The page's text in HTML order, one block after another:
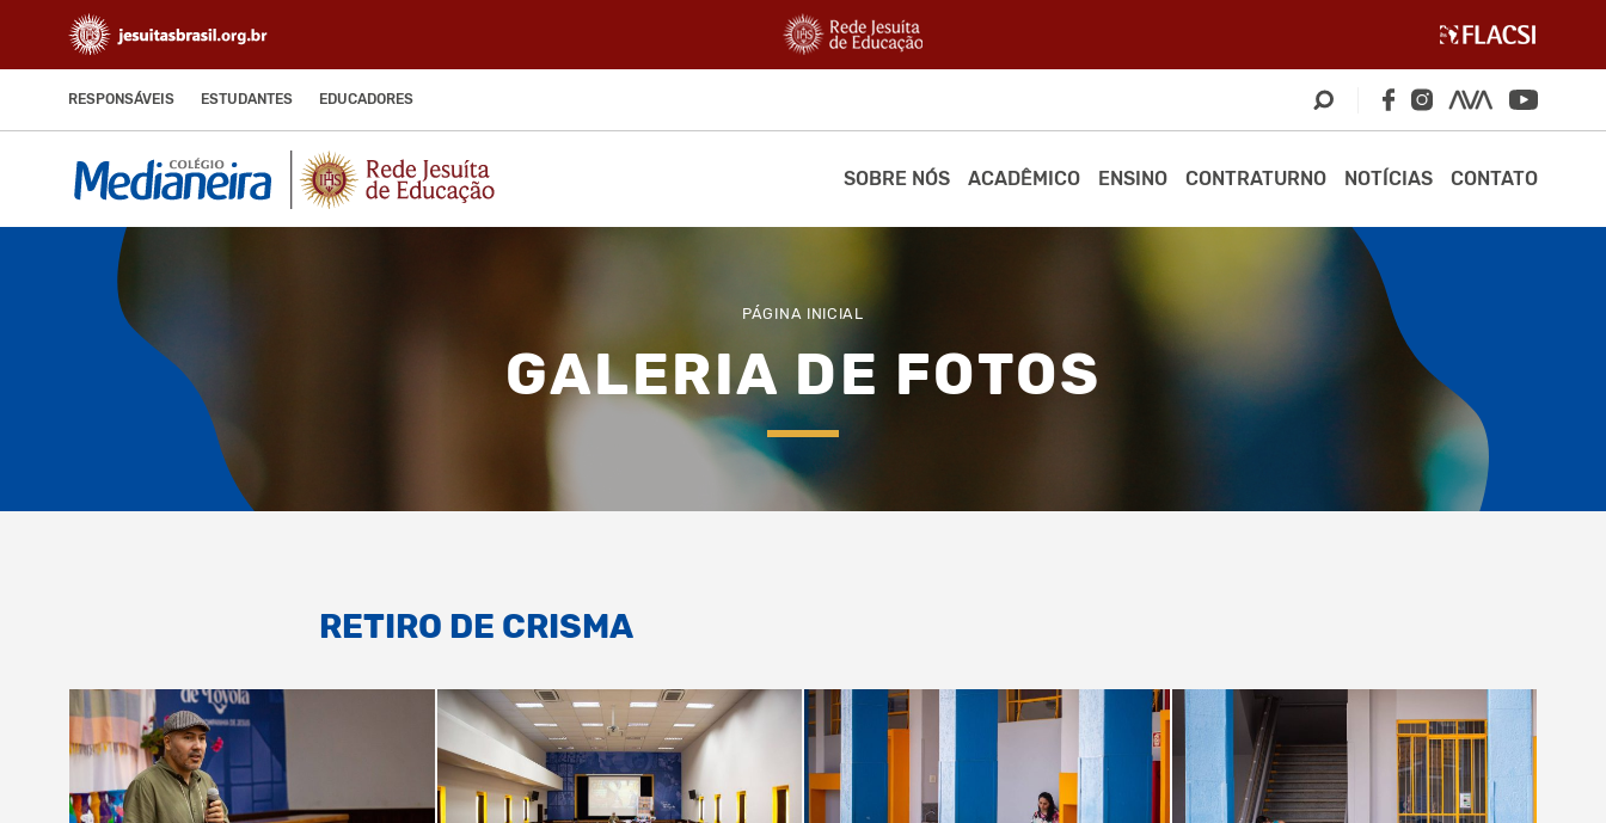
RESPONSÁVEIS ESTUDANTES EDUCADORES
SOBRE NÓS ACADÊMICO ENSINO CONTRATURNO NOTÍCIAS CONTATO
PÁGINA INICIAL
GALERIA DE FOTOS
RETIRO DE CRISMA